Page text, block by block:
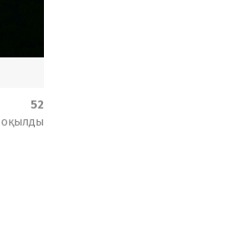
52
оқылды